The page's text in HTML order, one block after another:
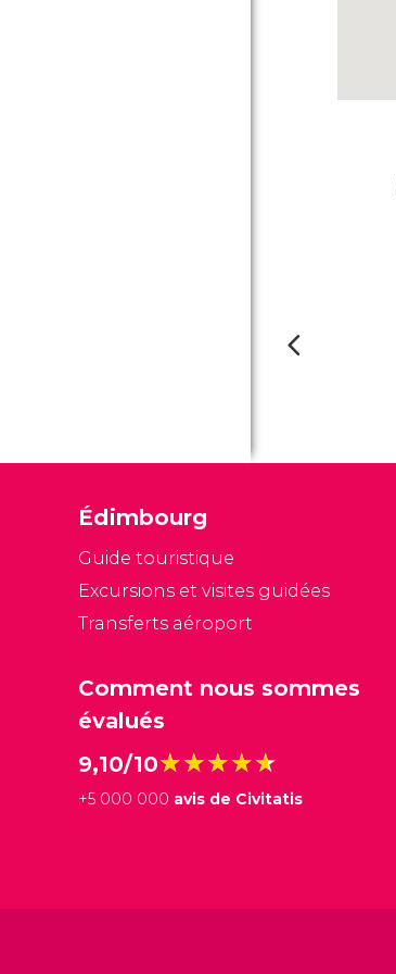
Édimbourg
Guide touristique
Excursions et visites guidées
Transferts aéroport
Comment nous sommes
évalués
9,10/10★★★★★
★★★★★
+5 000 000 avis de Civitatis